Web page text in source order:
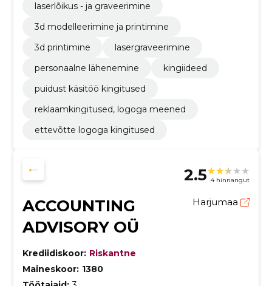
laserlõikus - ja graveerimine
3d modelleerimine ja printimine
3d printimine
lasergraveerimine
personaalne lähenemine
kingiideed
puidust käsitöö kingitused
reklaamkingitused, logoga meened
ettevõtte logoga kingitused
2.5 4 hinnangut
ACCOUNTING
ADVISORY OÜ
Harjumaa
Krediidiskoor: Riskantne
Maineskoor: 1380